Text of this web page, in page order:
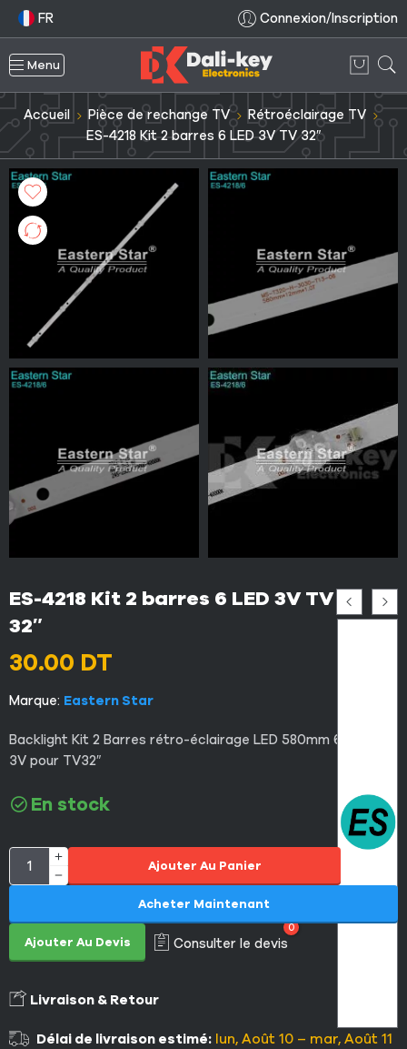
FR Connexion/Inscription
Menu
Accueil Pièce de rechange TV
Rétroéclairage TV
ES-4218 Kit 2 barres 6 LED 3V TV 32″
ES-4218 Kit 2 barres 6 LED 3V TV
32″
30.00 DT
Marque: Eastern Star
Backlight Kit 2 Barres rétro-éclairage LED 580mm 6 lampes
3V pour TV32″
En stock
Ajouter Au Panier
Ajouter Au Devis Consulter le devis
0
Acheter Maintenant
Livraison & Retour
Délai de livraison estimé: lun, Août 10 – mar, Août 11